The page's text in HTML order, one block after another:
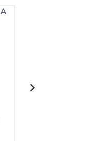
LEON ST (5F8)